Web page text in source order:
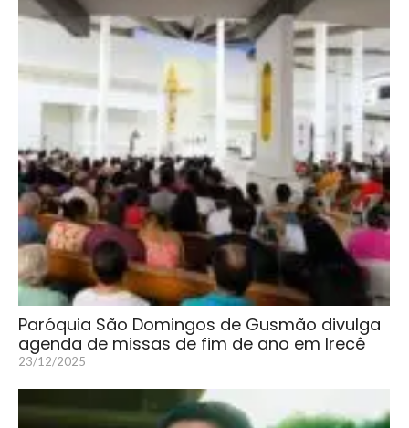
Paróquia São Domingos de Gusmão divulga
agenda de missas de fim de ano em Irecê
23/12/2025